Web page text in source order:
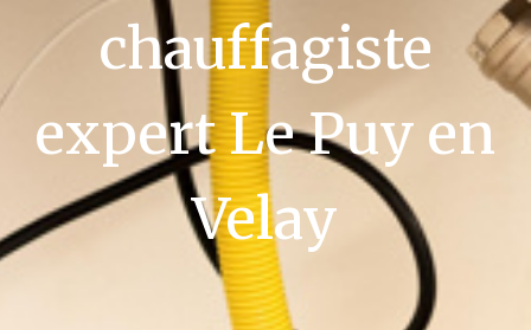
chauffagiste
expert Le Puy en
Velay